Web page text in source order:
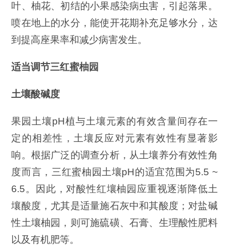
叶、柚花、初结的小果感染病虫害，引起落果。
喷在地上的水分，能使开花期补充足够水分，达
到提高座果率和减少病害发生。
适当调节三红蜜柚园
土壤酸碱度
果园土壤pH植与土壤元素的有效含量间存在一
定的相差性，土壤反应对元素有效性有显著影
响。根据广泛的调查分析，从土壤养分有效性角
度而言，三红蜜柚园土壤pH的适宜范围为5.5 ~
6.5。因此，对酸性红壤柚园应重视逐渐降低土
壤酸度，尤其是适量施石灰中和其酸度；对盐碱
性土壤柚园，则可施硫磺、石膏、生理酸性肥料
以及有机肥等。